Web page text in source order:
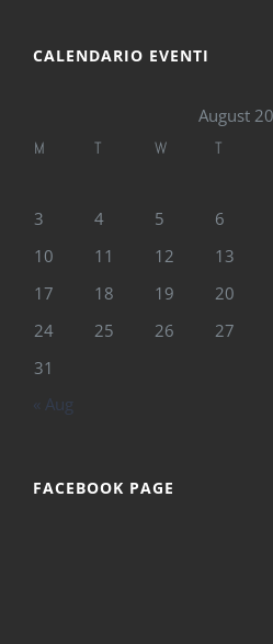
CALENDARIO EVENTI
August
M T W T
3
4 5 6
10
11 12 13
17
18 19 20
24
25 26 27
31
« Aug
FACEBOOK PAGE